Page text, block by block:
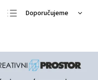
Doporučujeme
Nejprodávanější